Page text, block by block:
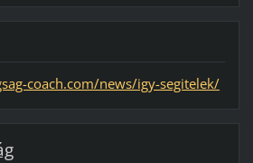
coach.com/news/igy-segitelek/